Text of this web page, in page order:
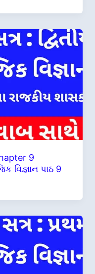
9
વિજ્ઞાન પાઠ 9